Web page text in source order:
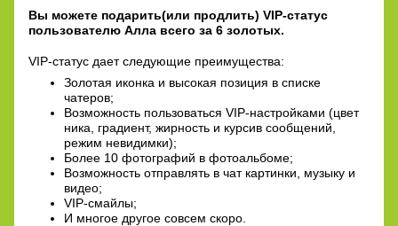
Вы можете подарить(или продлить) VIP-статус
пользователю Алла всего за 6 золотых.
VIP-статус дает следующие преимущества:
Золотая иконка и высокая позиция в списке
чатеров;
Возможность пользоваться VIP-настройками (цвет
ника, градиент, жирность и курсив сообщений,
режим невидимки);
Более 10 фотографий в фотоальбоме;
Возможность отправлять в чат картинки, музыку и
видео;
VIP-смайлы;
И многое другое совсем скоро.